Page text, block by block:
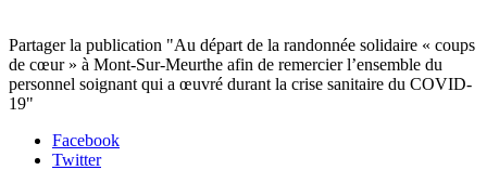
Partager la publication "Au départ de la randonnée solidaire « coups
de cœur » à Mont-Sur-Meurthe afin de remercier l’ensemble du
personnel soignant qui a œuvré durant la crise sanitaire du COVID-
19"
Facebook
Twitter